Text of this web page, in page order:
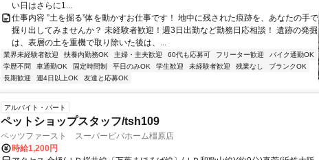
い日はさらに1...
仕事内容 ”土を掘る”体を動かすお仕事です！ 地中に残された痕跡を、あなたの手で
掘り出してみませんか？ 未経験者歓迎！週3日出勤など勤務日応相談！ 遺跡の発掘
は、表層の土を重機で取り除いた後は、...
業界未経験者歓迎 扶養内勤務OK 主婦・主夫歓迎 60代も応募可 フリーター歓迎
バイク通勤OK
学歴不問
車通勤OK 固定時間制 平日のみOK 学生歓迎 未経験者歓迎 残業なし
ブランクOK
長期歓迎
週4日以上OK 友達と応募OK
アルバイト・パート
ペットショップスタッフ/tsh109
ペッツファースト スーパービバホーム橿原店
時給1,200円